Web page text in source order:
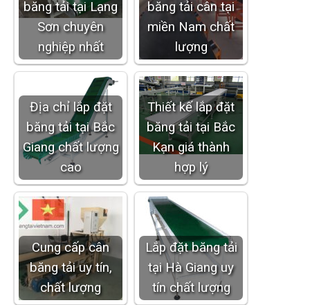
băng tải tại Lạng
Sơn chuyên
nghiệp nhất
băng tải cân tại
miền Nam chất
lượng
Địa chỉ lắp đặt
băng tải tại Bắc
Giang chất lượng
cao
Thiết kế lắp đặt
băng tải tại Bắc
Kạn giá thành
hợp lý
Cung cấp cân
băng tải uy tín,
chất lượng
Lắp đặt băng tải
tại Hà Giang uy
tín chất lượng